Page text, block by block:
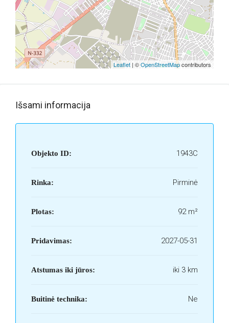
Leaflet | ©OpenStreetMapcontributors
Išsami informacija
Objekto ID: 1943C
Rinka: Pirminė
Plotas: 92 m²
Pridavimas: 2027-05-31
Atstumas iki jūros: iki 3 km
Buitinė technika: Ne